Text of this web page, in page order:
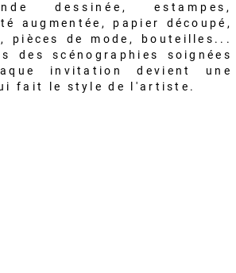
dessinée, estampes,
augmentée, papier découpé,
pièces de mode, bouteilles...
des scénographies soignées
invitation devient une
fait le style de l'artiste.